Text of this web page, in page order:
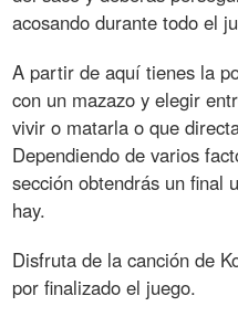
acosando durante todo el
A partir de aquí tienes la
con un mazazo y elegir
vivir o matarla o que
Dependiendo de varios
sección obtendrás un final
hay.
Disfruta de la canción de
por finalizado el juego.